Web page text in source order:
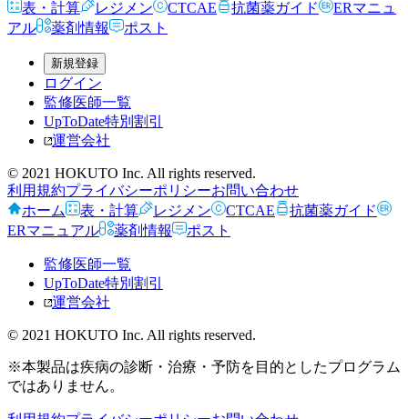
表・計算
レジメン CTCAE 抗菌薬ガイド
ERマニュ
アル
薬剤情報 ポスト
新規登録
ログイン
監修医師一覧
UpToDate特別割引
運営会社
© 2021 HOKUTO Inc. All rights reserved.
利用規約プライバシーポリシーお問い合わせ
ホーム
表・計算 レジメン CTCAE
抗菌薬ガイド
ERマニュアル
薬剤情報 ポスト
監修医師一覧
UpToDate特別割引
運営会社
© 2021 HOKUTO Inc. All rights reserved.
※本製品は疾病の診断・治療・予防を目的としたプログラム
ではありません。